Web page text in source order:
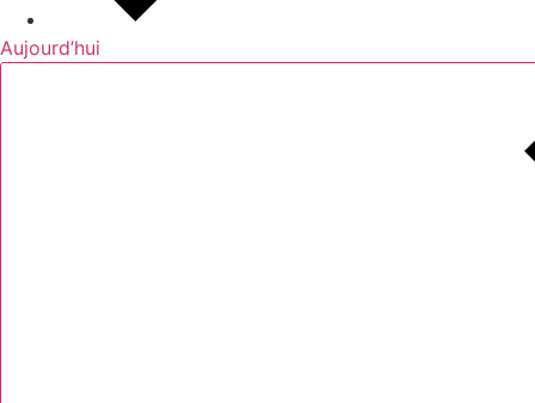
Aujourd’hui